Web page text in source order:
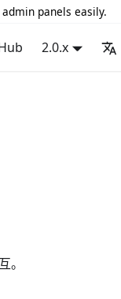
panels easily.
2.0.x
。